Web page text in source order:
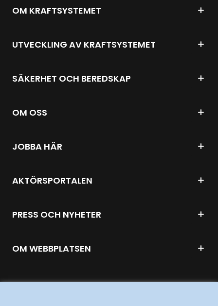
OM KRAFTSYSTEMET
UTVECKLING AV KRAFTSYSTEMET
SÄKERHET OCH BEREDSKAP
OM OSS
JOBBA HÄR
AKTÖRSPORTALEN
PRESS OCH NYHETER
OM WEBBPLATSEN